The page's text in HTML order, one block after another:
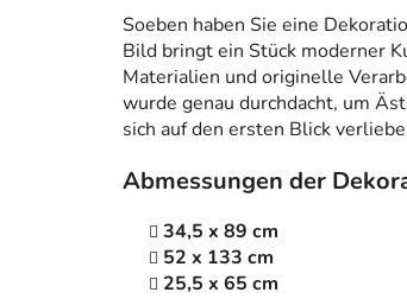
Soeben haben Sie eine
Bild bringt ein Stück moderner
Materialien und originelle
wurde genau durchdacht, um
sich auf den ersten Blick
Abmessungen der
34,5 x 89 cm
52 x 133 cm
25,5 x 65 cm